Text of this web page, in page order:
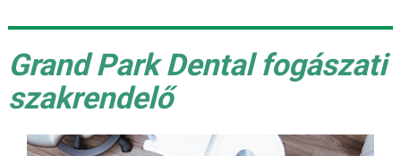
Grand Park Dental fogászati
szakrendelő